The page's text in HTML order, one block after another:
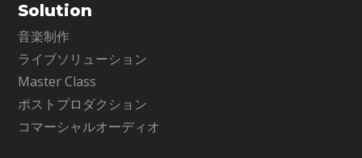
Solution
音楽制作
ライブソリューション
Master Class
ポストプロダクション
コマーシャルオーディオ